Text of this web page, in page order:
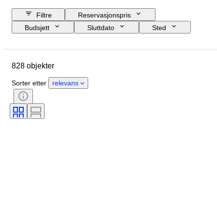
Filtre
Reservasjonspris
Budsjett
Sluttdato
Sted
Ekstra tilbehør
Sertifisering
Teknikk
Signatur
Utgave nr
Solgt av
828 objekter
Sorter etter relevans